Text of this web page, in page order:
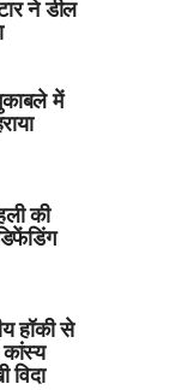
ने डील
में
की
हॉकी से
विदा